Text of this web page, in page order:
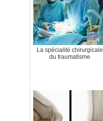
La spécialité chirurgicale
du traumatisme